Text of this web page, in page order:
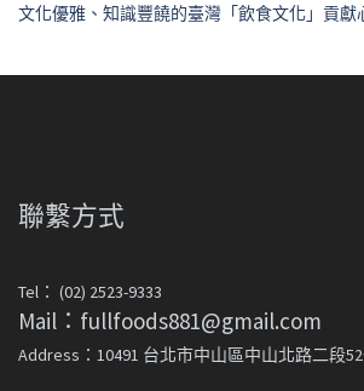
文化優雅、知識豐饒的臺灣「飲食文化」貢獻
聯繫方式
Tel： (02) 2523-9333
Mail：fullfoods881@gmail.com
Address：10491 台北市中山區中山北路二段